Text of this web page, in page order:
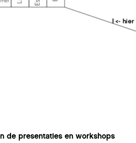
de presentaties en workshops